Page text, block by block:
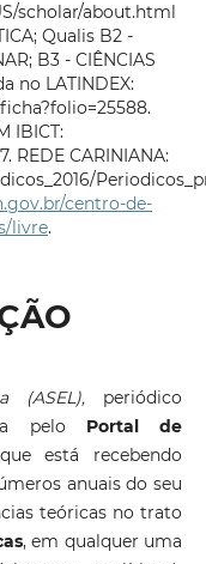
scholar/about.html
Qualis B2 -
B3 - CIÊNCIAS
no LATINDEX:
IBICT:
REDE CARINIANA:
centro-de-
livre.
(ASEL), periódico
pelo Portal de
está recebendo
anuais do seu
teóricas no trato
, em qualquer uma